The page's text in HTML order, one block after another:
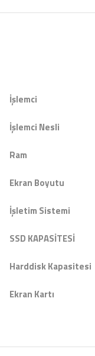
İşlemci
İşlemci Nesli
Ram
Ekran Boyutu
İşletim Sistemi
SSD KAPASİTESİ
Harddisk Kapasitesi
Ekran Kartı